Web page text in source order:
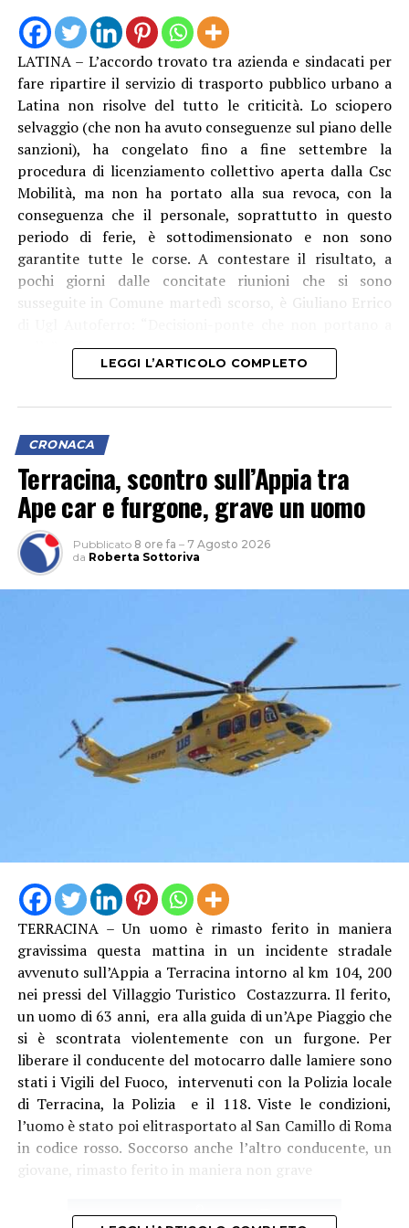
LATINA – L’accordo trovato tra azienda e sindacati per
fare ripartire il servizio di trasporto pubblico urbano a
Latina non risolve del tutto le criticità. Lo sciopero
selvaggio (che non ha avuto conseguenze sul piano delle
sanzioni), ha congelato fino a fine settembre la
procedura di licenziamento collettivo aperta dalla Csc
Mobilità, ma non ha portato alla sua revoca, con la
conseguenza che il personale, soprattutto in questo
periodo di ferie, è sottodimensionato e non sono
garantite tutte le corse. A contestare il risultato, a
pochi giorni dalle concitate riunioni che si sono
susseguite in Comune martedì scorso, è Giuliano Errico
nulla”, afferma.
carenza di personale che unita a un parco mezzi che non
è più efficiente ed efficace come dovrebbe essere, non
potrà garantire, secondo noi, per questa estate, un
servizio eccellente. E siamo anche preoccupati per
l’inizio della stagione scolastica, quando andrà garantito
agli studenti il diritto alla mobilità che è sacrosanto”.
Audio
Player
00:00 00:00
Per il sindacalista, che martedì sedeva al tavolo con
altre due sigle, Cgil e Uil, ci sono due motivi
fondamentali: “Se non si revoca la procedura o si chiude
con un esito positivo la procedura di licenziamento
collettivo, diventa un problema assumere, e qui serve
assumere. Inoltre, se non si fanno interventi usando, in
traffico che sono in positivo e sono aumentati negli
LEGGI L’ARTICOLO COMPLETO
CRONACA
Terracina, scontro sull’Appia tra
Ape car e furgone, grave un uomo
Pubblicato 8 ore fa – 7 Agosto 2026
da Roberta Sottoriva
TERRACINA – Un uomo è rimasto ferito in maniera
gravissima questa mattina in un incidente stradale
avvenuto sull’Appia a Terracina intorno al km 104, 200
nei pressi del Villaggio Turistico Costazzurra. Il ferito,
un uomo di 63 anni, era alla guida di un’Ape Piaggio che
si è scontrata violentemente con un furgone. Per
liberare il conducente del motocarro dalle lamiere sono
stati i Vigili del Fuoco, intervenuti con la Polizia locale
di Terracina, la Polizia e il 118. Viste le condizioni,
l’uomo è stato poi elitrasportato al San Camillo di Roma
in codice rosso. Soccorso anche l’altro conducente, un
giovane, rimasto ferito in maniera non grave